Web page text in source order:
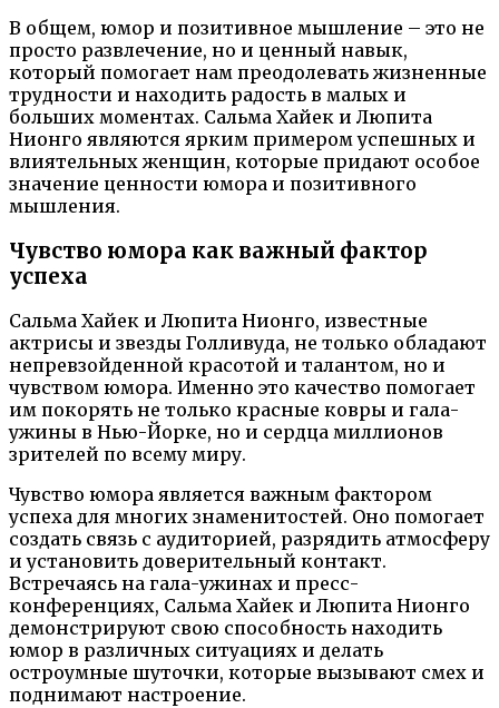
В общем, юмор и позитивное мышление – это не
просто развлечение, но и ценный навык,
который помогает нам преодолевать жизненные
трудности и находить радость в малых и
больших моментах. Сальма Хайек и Люпита
Нионго являются ярким примером успешных и
влиятельных женщин, которые придают особое
значение ценности юмора и позитивного
мышления.
Чувство юмора как важный фактор
успеха
Сальма Хайек и Люпита Нионго, известные
актрисы и звезды Голливуда, не только обладают
непревзойденной красотой и талантом, но и
чувством юмора. Именно это качество помогает
им покорять не только красные ковры и гала-
ужины в Нью-Йорке, но и сердца миллионов
зрителей по всему миру.
Чувство юмора является важным фактором
успеха для многих знаменитостей. Оно помогает
создать связь с аудиторией, разрядить атмосферу
и установить доверительный контакт.
Встречаясь на гала-ужинах и пресс-
конференциях, Сальма Хайек и Люпита Нионго
демонстрируют свою способность находить
юмор в различных ситуациях и делать
остроумные шуточки, которые вызывают смех и
поднимают настроение.